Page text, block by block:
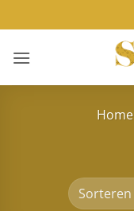
naar
inhoud
Home